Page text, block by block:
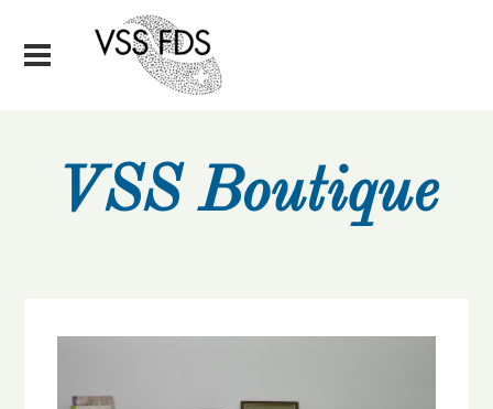
VSS Boutique